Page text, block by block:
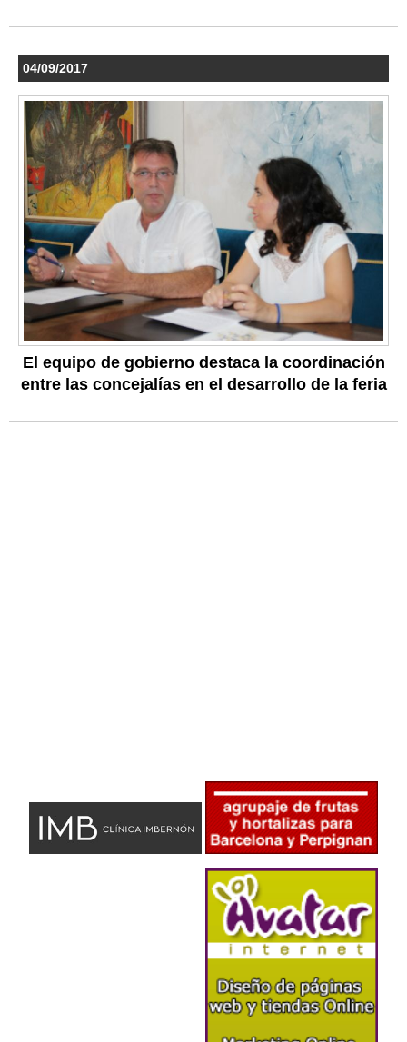
04/09/2017
El equipo de gobierno destaca la coordinación
entre las concejalías en el desarrollo de la feria